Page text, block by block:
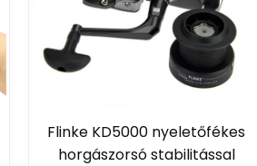
Flinke KD5000 nyeletőfékes
horgászorsó stabilitással